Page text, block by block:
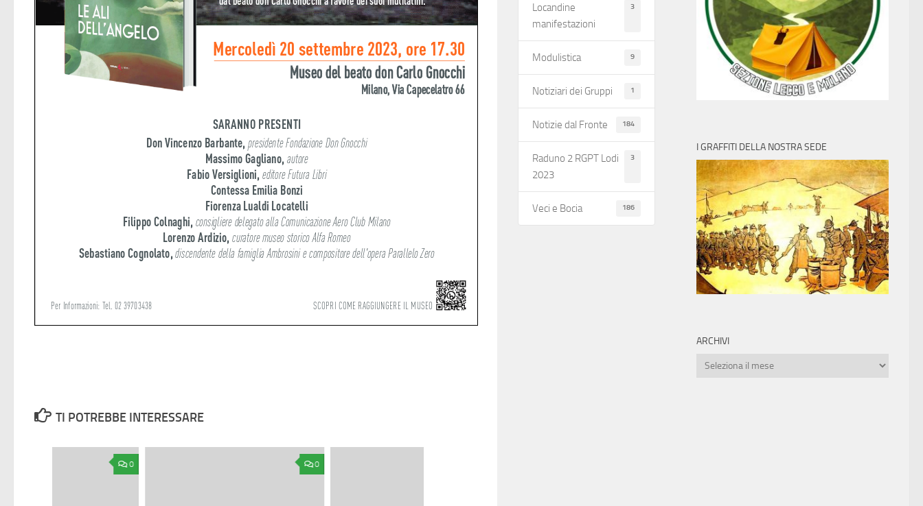
TI POTREBBE INTERESSARE
0
0
I GRAFFITI DELLA NOSTRA SEDE
ARCHIVI
Archivi
Locandine
manifestazioni
3
Modulistica 9
Notiziari dei Gruppi 1
Notizie dal Fronte 184
Raduno 2 RGPT Lodi
2023
3
Veci e Bocia 186